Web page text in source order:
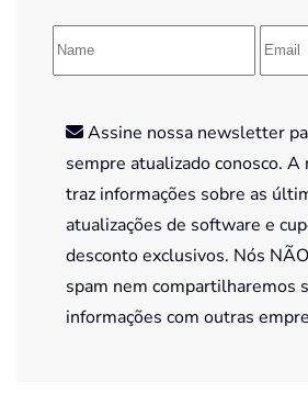
Assine nossa newsletter
sempre atualizado conosco.
traz informações sobre as
atualizações de software e
desconto exclusivos. Nós
spam nem compartilharemos
informações com outras